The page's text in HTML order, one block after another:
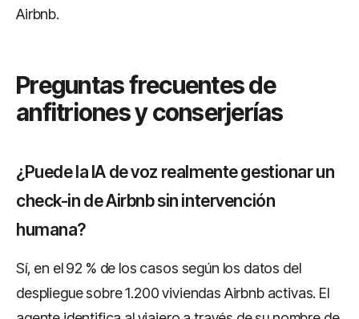
Airbnb.
Preguntas frecuentes de
anfitriones y conserjerías
¿Puede la IA de voz realmente gestionar un
check-in de Airbnb sin intervención
humana?
Sí, en el 92 % de los casos según los datos del
despliegue sobre 1.200 viviendas Airbnb activas. El